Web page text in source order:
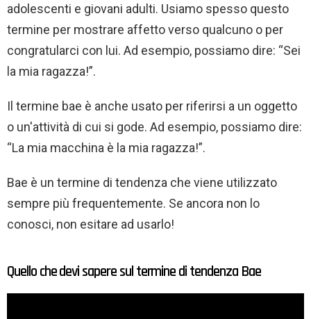
adolescenti e giovani adulti. Usiamo spesso questo
termine per mostrare affetto verso qualcuno o per
congratularci con lui. Ad esempio, possiamo dire: “Sei
la mia ragazza!”.
Il termine bae è anche usato per riferirsi a un oggetto
o un'attività di cui si gode. Ad esempio, possiamo dire:
“La mia macchina è la mia ragazza!”.
Bae è un termine di tendenza che viene utilizzato
sempre più frequentemente. Se ancora non lo
conosci, non esitare ad usarlo!
Quello che devi sapere sul termine di tendenza Bae